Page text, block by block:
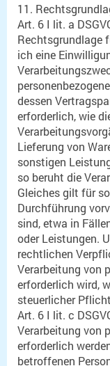
11.
Art. 6 I lit. a
Rechtsgrundlage
ich eine
dessen
erforderlich, wie
Lieferung von
sonstigen
so beruht die
Gleiches gilt für
Durchführung
sind, etwa in
oder Leistungen.
rechtlichen
Verarbeitung von
erforderlich wird,
steuerlicher
Art. 6 I lit. c
Verarbeitung von
erforderlich
betroffenen